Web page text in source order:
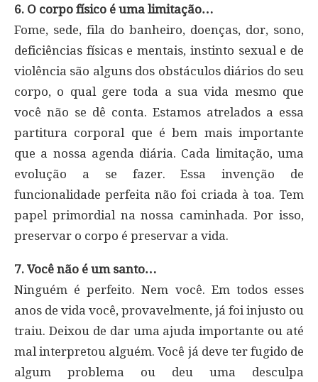
6. O corpo físico é uma limitação…
Fome, sede, fila do banheiro, doenças, dor, sono,
deficiências físicas e mentais, instinto sexual e de
violência são alguns dos obstáculos diários do seu
corpo, o qual gere toda a sua vida mesmo que
você não se dê conta. Estamos atrelados a essa
partitura corporal que é bem mais importante
que a nossa agenda diária. Cada limitação, uma
evolução a se fazer. Essa invenção de
funcionalidade perfeita não foi criada à toa. Tem
papel primordial na nossa caminhada. Por isso,
preservar o corpo é preservar a vida.
7. Você não é um santo…
Ninguém é perfeito. Nem você. Em todos esses
anos de vida você, provavelmente, já foi injusto ou
traiu. Deixou de dar uma ajuda importante ou até
mal interpretou alguém. Você já deve ter fugido de
algum problema ou deu uma desculpa